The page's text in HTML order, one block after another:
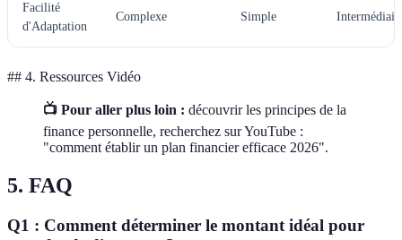
Facilité
d'Adaptation
Complexe Simple
## 4. Ressources Vidéo
📺 Pour aller plus loin : découvrir les principes de la
finance personnelle, recherchez sur YouTube :
"comment établir un plan financier efficace 2026".
5. FAQ
Q1 : Comment déterminer le montant idéal pour